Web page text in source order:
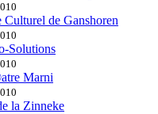
Culturel de Ganshoren
Solutions
Marni
la Zinneke